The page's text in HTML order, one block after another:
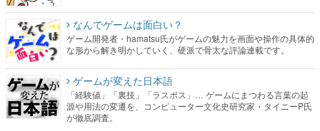
なんでゲームは面白い？
ゲーム開発者・hamatsu氏がゲームの魅力を画面や操作の具体的
な形から解き明かしていく、硬派で骨太な評論連載です。
ゲームが変えた日本語
「経験値」「裏技」「ラスボス」… ゲームにまつわる言葉の起
源や用法の変遷を、コンピューター文化史研究家・タイニーP氏
が徹底調査。